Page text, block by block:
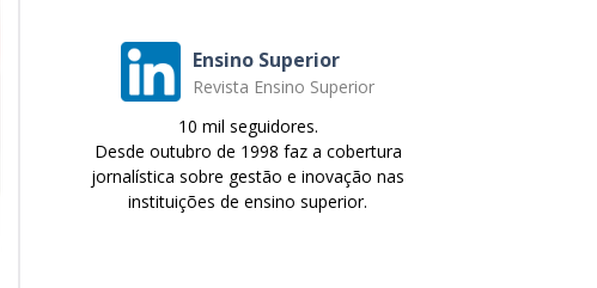
Ensino Superior
Revista Ensino Superior
10 mil seguidores.
Desde outubro de 1998 faz a cobertura
jornalística sobre gestão e inovação nas
instituições de ensino superior.